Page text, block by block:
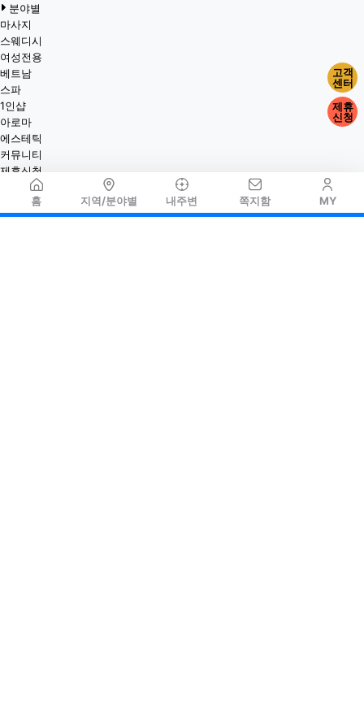
홈 지역/분야별 내주변 쪽지함 MY
분야별
마사지
스웨디시
여성전용
베트남
스파
1인샵
아로마
에스테틱
커뮤니티
제휴신청
고객
센터
제휴
신청